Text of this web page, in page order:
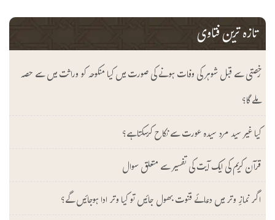
تازہ ترین فتاوی
رخصتی سے قبل شوہر کی وفات ہونے کی صورت میں کیا منکوحہ کو وراثت میں سے حصہ
ملے گا؟
کیا غیر سید مرد سیدہ عورت سے نکاح کرسکتا ہے؟
قرآن کریم کی ایک آیت کی تفسیر سے متعلق سوال
اگر نمازِ وتر میں دعائے قنوت بھول جائیں تو کیا وتر ادا ہوجائیں گے؟